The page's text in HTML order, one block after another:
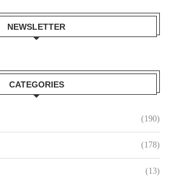
NEWSLETTER
CATEGORIES
(190)
(178)
(13)